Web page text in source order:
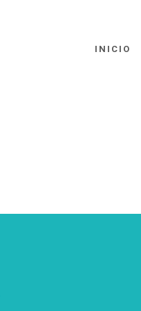
INICIO